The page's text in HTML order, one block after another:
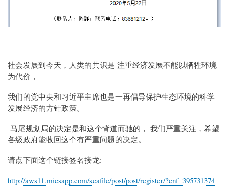
社会发展到今天，人类的共识是 注重经济发展不能以牺牲环境
为代价，
我们的党中央和习近平主席也是一再倡导保护生态环境的科学
发展经济的方针政策。
马尾规划局的决定是和这个背道而驰的， 我们严重关注，希望
各级政府能收回这个有严重问题的决定。
请点下面这个链接签名接龙:
http://aws11.micsapp.com/seafile/post/post/register/?cnf=395731374